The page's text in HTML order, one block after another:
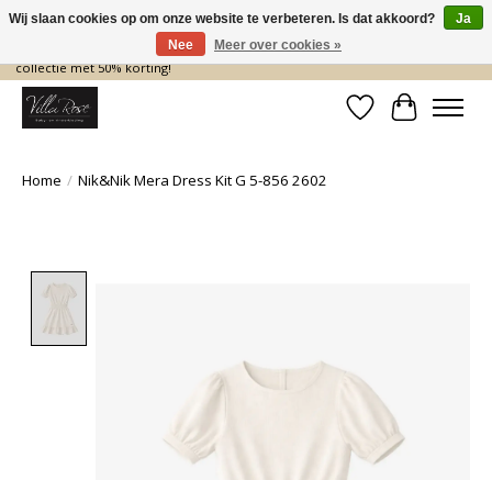
De nieuwe collectie komt eraan… en wij maken ruimte! Shop nu de zomer
collectie met 50% korting!
Verlanglijst
Home / Nik&Nik Mera Dress Kit G 5-856 2602
Wij slaan cookies op om onze website te verbeteren. Is dat akkoord?
Ja
Nee
Meer over cookies »